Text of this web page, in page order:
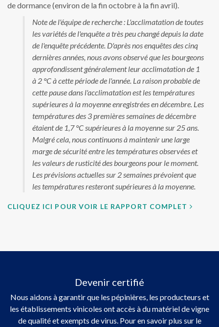
de dormance (environ de la fin octobre à la fin avril).
Note de l'équipe de recherche : L'acclimatation de toutes
les variétés de l'enquête a très peu changé depuis la date
de l'enquête précédente. D'après nos enquêtes des cinq
dernières années, nous avons observé que les bourgeons
approfondissent généralement leur acclimatation de 1
à 2 °C à cette période de l'année. La raison probable de
cette pause dans l'acclimatation est les températures
supérieures à la moyenne enregistrées en décembre. Les
températures des 3 premières semaines de décembre
étaient de 1,7 °C supérieures à la moyenne sur 25 ans.
Malgré cela, nous continuons à maintenir une large
marge de sécurité entre les températures observées et
les valeurs de rusticité des bourgeons pour le moment.
Les prévisions actuelles sur 2 semaines prévoient que
les températures resteront supérieures à la moyenne.
CLIQUEZ ICI POUR VOIR LE RAPPORT COMPLET
Devenir certifié
Nous aidons à garantir que les pépinières, les producteurs et
les établissements vinicoles ont accès à du matériel de vigne
de qualité et exempts de virus. Pour en savoir plus sur le